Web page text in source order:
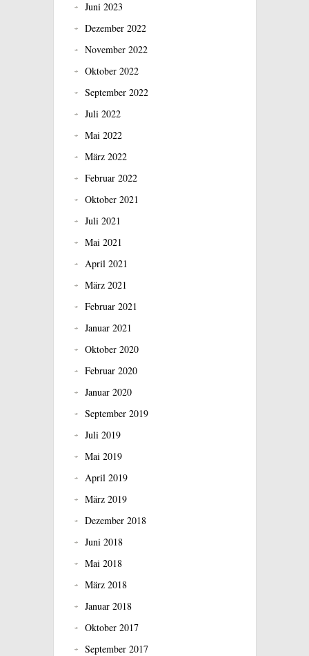
Juni 2023
Dezember 2022
November 2022
Oktober 2022
September 2022
Juli 2022
Mai 2022
März 2022
Februar 2022
Oktober 2021
Juli 2021
Mai 2021
April 2021
März 2021
Februar 2021
Januar 2021
Oktober 2020
Februar 2020
Januar 2020
September 2019
Juli 2019
Mai 2019
April 2019
März 2019
Dezember 2018
Juni 2018
Mai 2018
März 2018
Januar 2018
Oktober 2017
September 2017